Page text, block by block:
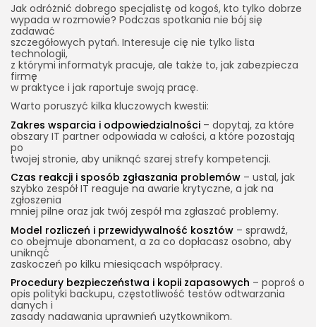
Jak odróżnić dobrego specjalistę od kogoś, kto tylko dobrze
wypada w rozmowie? Podczas spotkania nie bój się
zadawać
szczegółowych pytań. Interesuje cię nie tylko lista
technologii,
z którymi informatyk pracuje, ale także to, jak zabezpiecza
firmę
w praktyce i jak raportuje swoją pracę.
Warto poruszyć kilka kluczowych kwestii:
Zakres wsparcia i odpowiedzialności – dopytaj, za które
obszary IT partner odpowiada w całości, a które pozostają
po
twojej stronie, aby uniknąć szarej strefy kompetencji.
Czas reakcji i sposób zgłaszania problemów – ustal, jak
szybko zespół IT reaguje na awarie krytyczne, a jak na
zgłoszenia
mniej pilne oraz jak twój zespół ma zgłaszać problemy.
Model rozliczeń i przewidywalność kosztów – sprawdź,
co obejmuje abonament, a za co dopłacasz osobno, aby
uniknąć
zaskoczeń po kilku miesiącach współpracy.
Procedury bezpieczeństwa i kopii zapasowych – poproś o
opis polityki backupu, częstotliwość testów odtwarzania
danych i
zasady nadawania uprawnień użytkownikom.